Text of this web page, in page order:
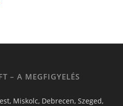
– A MEGFIGYELÉS
Miskolc, Debrecen, Szeged,